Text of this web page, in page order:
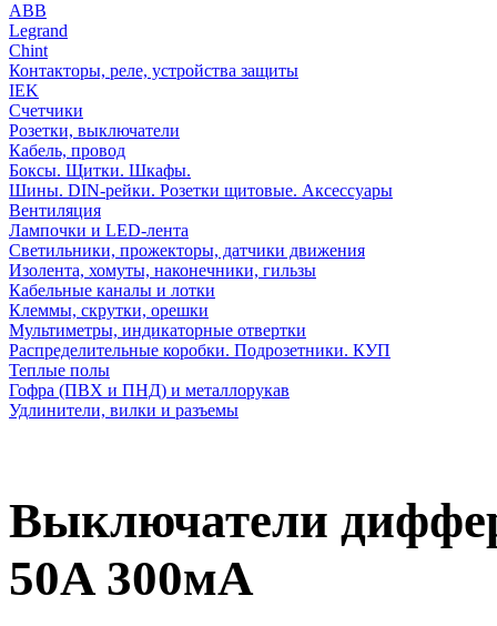
АВВ
Legrand
Chint
Контакторы, реле, устройства защиты
IEK
Счетчики
Розетки, выключатели
Кабель, провод
Боксы. Щитки. Шкафы.
Шины. DIN-рейки. Розетки щитовые. Аксессуары
Вентиляция
Лампочки и LED-лента
Светильники, прожекторы, датчики движения
Изолента, хомуты, наконечники, гильзы
Кабельные каналы и лотки
Клеммы, скрутки, орешки
Мультиметры, индикаторные отвертки
Распределительные коробки. Подрозетники. КУП
Теплые полы
Гофра (ПВХ и ПНД) и металлорукав
Удлинители, вилки и разъемы
Выключатели
50A 300мА